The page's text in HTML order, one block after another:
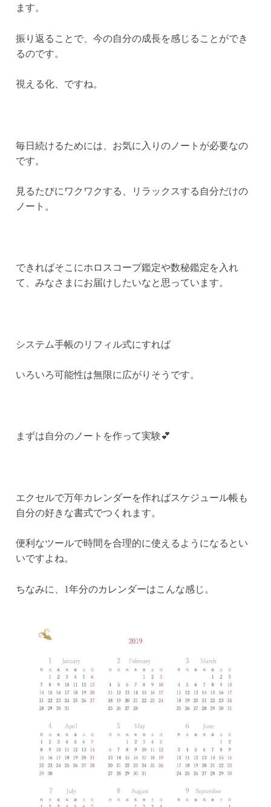
ます。
振り返ることで、今の自分の成長を感じることができ
るのです。
視える化、ですね。
毎日続けるためには、お気に入りのノートが必要なの
です。
見るたびにワクワクする、リラックスする自分だけの
ノート。
できればそこにホロスコープ鑑定や数秘鑑定を入れ
て、みなさまにお届けしたいなと思っています。
システム手帳のリフィル式にすれば
いろいろ可能性は無限に広がりそうです。
まずは自分のノートを作って実験💕
エクセルで万年カレンダーを作ればスケジュール帳も
自分の好きな書式でつくれます。
便利なツールで時間を合理的に使えるようになるとい
いですよね。
ちなみに、1年分のカレンダーはこんな感じ。